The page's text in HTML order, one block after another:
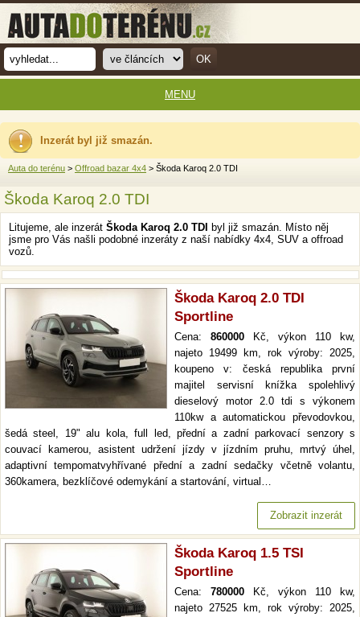
Inzerát byl již smazán.
Auta do terénu > Offroad bazar 4x4 > Škoda Karoq 2.0 TDI
Škoda Karoq 2.0 TDI
Litujeme, ale inzerát Škoda Karoq 2.0 TDI
byl již smazán. Místo něj
jsme pro Vás našli podobné inzeráty z naší nabídky 4x4, SUV a offroad
vozů.
Škoda Karoq 2.0 TDI
Sportline
Cena: 860000 Kč, výkon 110 kw,
najeto 19499 km, rok výroby: 2025,
koupeno v: česká republika první
majitel servisní knížka spolehlivý
dieselový motor 2.0 tdi s výkonem
110kw a automatickou převodovkou,
šedá steel, 19" alu kola, full led, přední a zadní parkovací senzory s
couvací kamerou, asistent udržení jízdy v jízdním pruhu, mrtvý úhel,
adaptivní tempomatvyhřívané přední a zadní sedačky včetně volantu,
360kamera, bezklíčové odemykání a startování, virtual…
Zobrazit inzerát
Škoda Karoq 1.5 TSI
Sportline
Cena: 780000 Kč, výkon 110 kw,
najeto 27525 km, rok výroby: 2025,
MENU